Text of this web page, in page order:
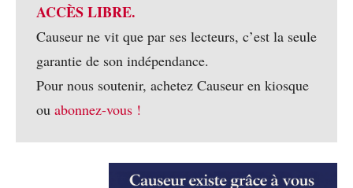
ACCÈS LIBRE.
Causeur ne vit que par ses lecteurs, c’est la seule
garantie de son indépendance.
Pour nous soutenir, achetez Causeur en kiosque
ou abonnez-vous !